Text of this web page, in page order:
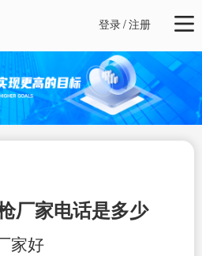
登录/注册
厂家电话是多少
家好